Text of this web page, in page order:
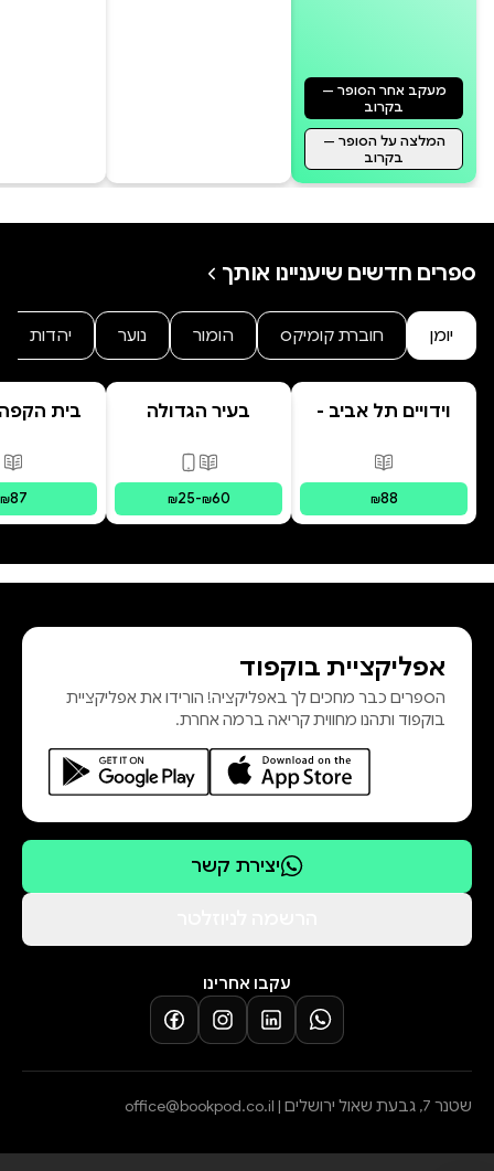
מעקב אחר הסופר —
בקרוב
המלצה על הסופר —
בקרוב
ספרים חדשים שיעניינו אותך
יומן חוברת קומיקס הומור נוער יהדות
וידויים תל אביב -
פורמטים זמינים
מודפס
₪88
בעיר הגדולה
פורמטים זמינים מודפס,
₪25-₪60
בית
₪87
אפליקציית בוקפוד
הספרים כבר מחכים לך באפליקציה! הורידו את אפליקציית
בוקפוד ותהנו מחווית קריאה ברמה אחרת.
יצירת קשר
עקבו אחרינו
שטנר 7, גבעת שאול ירושלים | office@bookpod.co.il